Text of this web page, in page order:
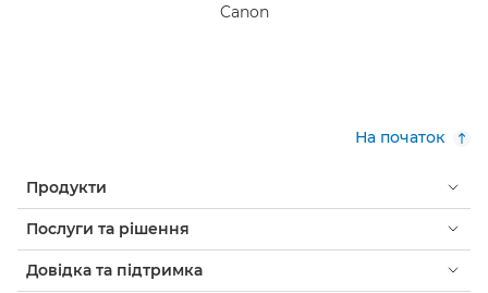
Canon
На початок
Продукти
Послуги та рішення
Довідка та підтримка